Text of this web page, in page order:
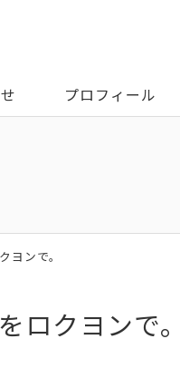
プロフィール
ヨンで。
ロクヨンで。